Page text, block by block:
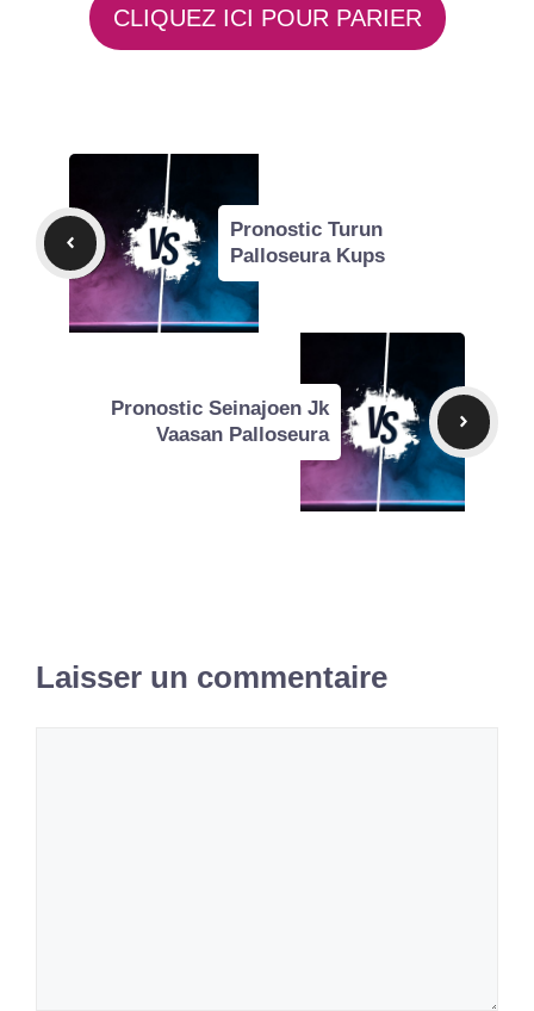
CLIQUEZ ICI POUR PARIER
Pronostic Turun
Palloseura Kups
Pronostic Seinajoen Jk
Vaasan Palloseura
Laisser un commentaire